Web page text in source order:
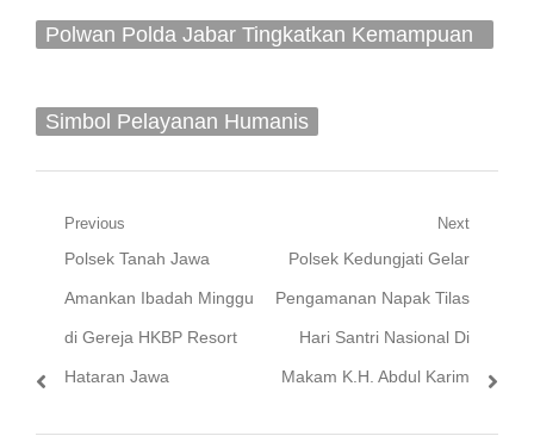
Polwan Polda Jabar Tingkatkan Kemampuan
Simbol Pelayanan Humanis
Navigasi
pos
Previous
Previous
post:
Polsek Tanah Jawa
Amankan Ibadah Minggu
di Gereja HKBP Resort
Hataran Jawa
Next
Next
post:
Polsek Kedungjati Gelar
Pengamanan Napak Tilas
Hari Santri Nasional Di
Makam K.H. Abdul Karim